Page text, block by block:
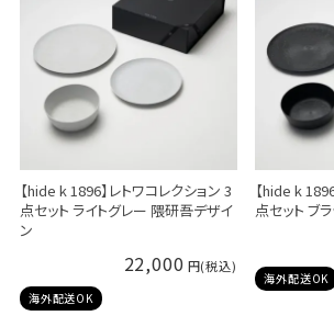
【hide k 1896】レトワコレクション 3
点セット ライトグレー 隈研吾デザイ
ン
22,000
海外配送OK
【hide k
点セット ブ
海外配送OK